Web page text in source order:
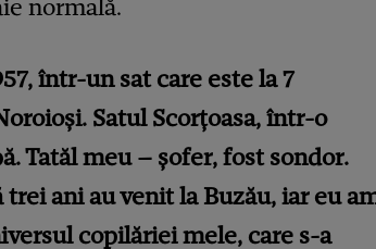
normală.
într-un sat care este la 7
Satul Scorţoasa, într-o
Tatăl meu – şofer, fost sondor.
ani au venit la Buzău, iar eu
copilăriei mele, care s-a